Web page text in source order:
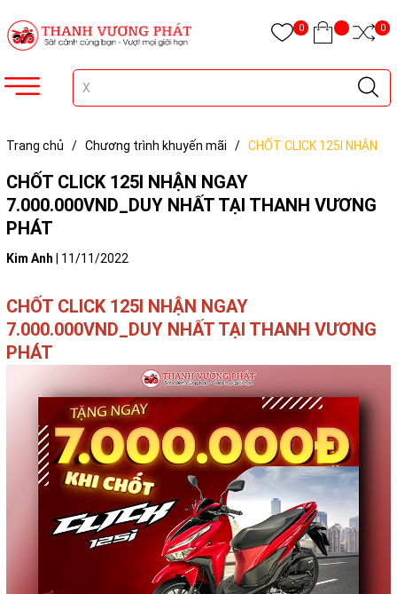
0 0
Trang chủ / Chương trình khuyến mãi / CHỐT CLICK 125I NHẬN
CHỐT CLICK 125I NHẬN NGAY
7.000.000VND_DUY NHẤT TẠI THANH VƯƠNG
PHÁT
Kim Anh 11/11/2022
CHỐT CLICK 125I NHẬN NGAY
7.000.000VND_DUY NHẤT TẠI THANH VƯƠNG
PHÁT